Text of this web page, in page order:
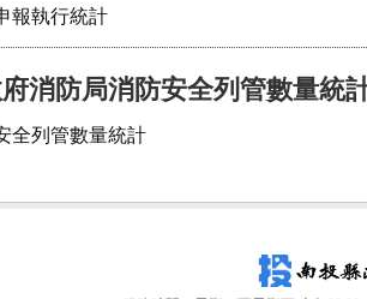
報執行統計
消防局消防安全列管數量統
全列管數量統計